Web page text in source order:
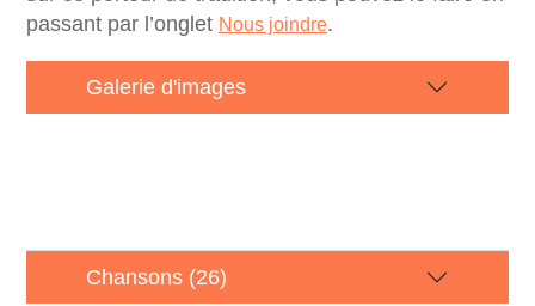
passant par l’onglet Nous joindre.
Galerie d'images
Chansons (26)